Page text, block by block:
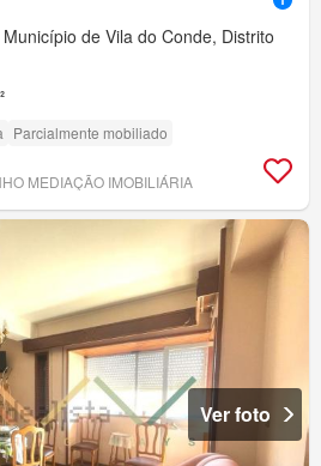
de Vila do Conde, Distrito
Parcialmente mobiliado
MEDIAÇÃO IMOBILIÁRIA
Ver foto